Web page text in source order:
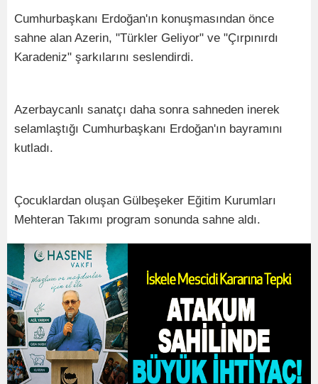
Cumhurbaşkanı Erdoğan'ın konuşmasından önce
sahne alan Azerin, "Türkler Geliyor" ve "Çırpınırdı
Karadeniz" şarkılarını seslendirdi.
Azerbaycanlı sanatçı daha sonra sahneden inerek
selamlaştığı Cumhurbaşkanı Erdoğan'ın bayramını
kutladı.
Çocuklardan oluşan Gülbeşeker Eğitim Kurumları
Mehteran Takımı program sonunda sahne aldı.